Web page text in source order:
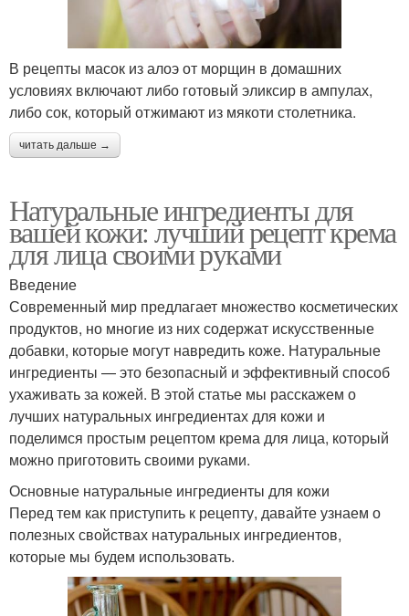
В рецепты масок из алоэ от морщин в домашних
условиях включают либо готовый эликсир в ампулах,
либо сок, который отжимают из мякоти столетника.
читать дальше →
Натуральные ингредиенты для
вашей кожи: лучший рецепт крема
для лица своими руками
Введение
Современный мир предлагает множество косметических
продуктов, но многие из них содержат искусственные
добавки, которые могут навредить коже. Натуральные
ингредиенты — это безопасный и эффективный способ
ухаживать за кожей. В этой статье мы расскажем о
лучших натуральных ингредиентах для кожи и
поделимся простым рецептом крема для лица, который
можно приготовить своими руками.
Основные натуральные ингредиенты для кожи
Перед тем как приступить к рецепту, давайте узнаем о
полезных свойствах натуральных ингредиентов,
которые мы будем использовать.